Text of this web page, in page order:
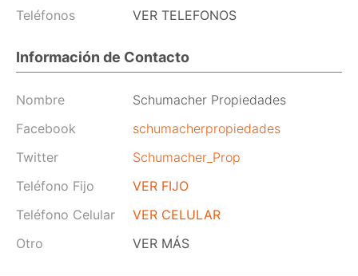
Teléfonos
VER TELEFONOS
Información de Contacto
Nombre
Schumacher Propiedades
Facebook
schumacherpropiedades
Twitter
Schumacher_Prop
Teléfono Fijo
VER FIJO
Teléfono Celular
VER CELULAR
Otro
VER MÁS